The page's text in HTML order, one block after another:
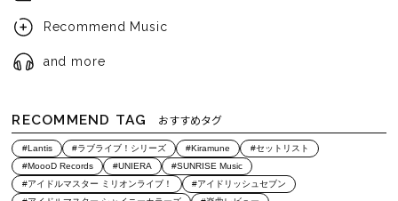
Recommend Music
and more
RECOMMEND TAG おすすめタグ
#Lantis #ラブライブ！シリーズ #Kiramune
#セットリスト
#MoooD Records
#UNIERA
#SUNRISE Music
#アイドルマスター ミリオンライブ！
#アイドリッシュセブン